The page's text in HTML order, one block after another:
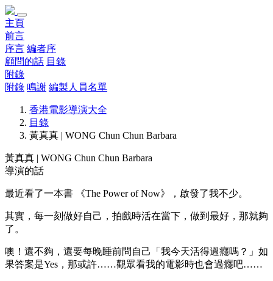
主頁
前言
序言 編者序
顧問的話 目錄
附錄
附錄 鳴謝 編製人員名單
香港電影導演大全
目錄
黃真真 | WONG Chun Chun Barbara
黃真真 | WONG Chun Chun Barbara
導演的話
最近看了一本書 《The Power of Now》，啟發了我不少。
其實，每一刻做好自己，拍戲時活在當下，做到最好，那就夠
了。
噢！還不夠，還要每晚睡前問自己「我今天活得過癮嗎？」如
果答案是Yes，那或許……觀眾看我的電影時也會過癮吧……